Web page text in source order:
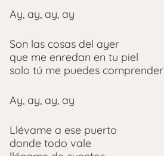
Ay, ay, ay, ay
Son las cosas del ayer
que me enredan en tu piel
solo tú me puedes comprender
Ay, ay, ay, ay
Llévame a ese puerto
donde todo vale